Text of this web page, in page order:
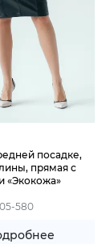
посадке,
прямая с
«Экокожа»
580